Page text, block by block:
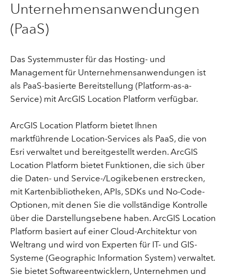
Unternehmensanwendungen
(PaaS)
Das Systemmuster für das Hosting- und
Management für Unternehmensanwendungen ist
als PaaS-basierte Bereitstellung (Platform-as-a-
Service) mit ArcGIS Location Platform verfügbar.
ArcGIS Location Platform bietet Ihnen
marktführende Location-Services als PaaS, die von
Esri verwaltet und bereitgestellt werden. ArcGIS
Location Platform bietet Funktionen, die sich über
die Daten- und Service-/Logikebenen erstrecken,
mit Kartenbibliotheken, APIs, SDKs und No-Code-
Optionen, mit denen Sie die vollständige Kontrolle
über die Darstellungsebene haben. ArcGIS Location
Platform basiert auf einer Cloud-Architektur von
Weltrang und wird von Experten für IT- und GIS-
Systeme (Geographic Information System) verwaltet.
Sie bietet Softwareentwicklern, Unternehmen und